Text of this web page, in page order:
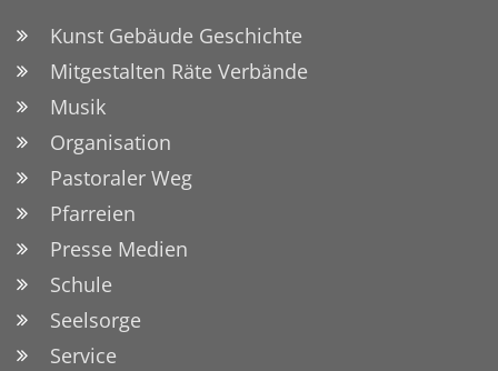
Kunst Gebäude Geschichte
Mitgestalten Räte Verbände
Musik
Organisation
Pastoraler Weg
Pfarreien
Presse Medien
Schule
Seelsorge
Service